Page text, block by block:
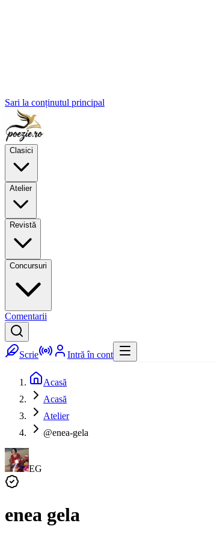
Sari la conținutul principal
Clasici
Atelier
Revistă
Concursuri
Comentarii
Scrie Intră în cont
Acasă
Acasă
Atelier
@enea-gela
EG
enea gela